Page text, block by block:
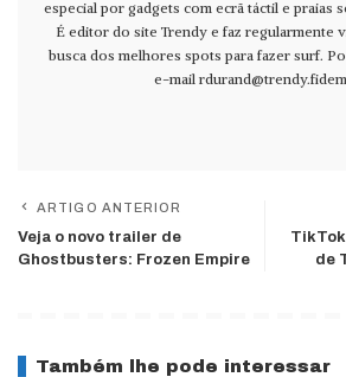
especial por gadgets com ecrã táctil e praias
É editor do site Trendy e faz regularmente
busca dos melhores spots para fazer surf.
e-mail
ARTIGO ANTERIOR
Veja o novo trailer de
Ghostbusters: Frozen Empire
de
Também lhe pode interessar